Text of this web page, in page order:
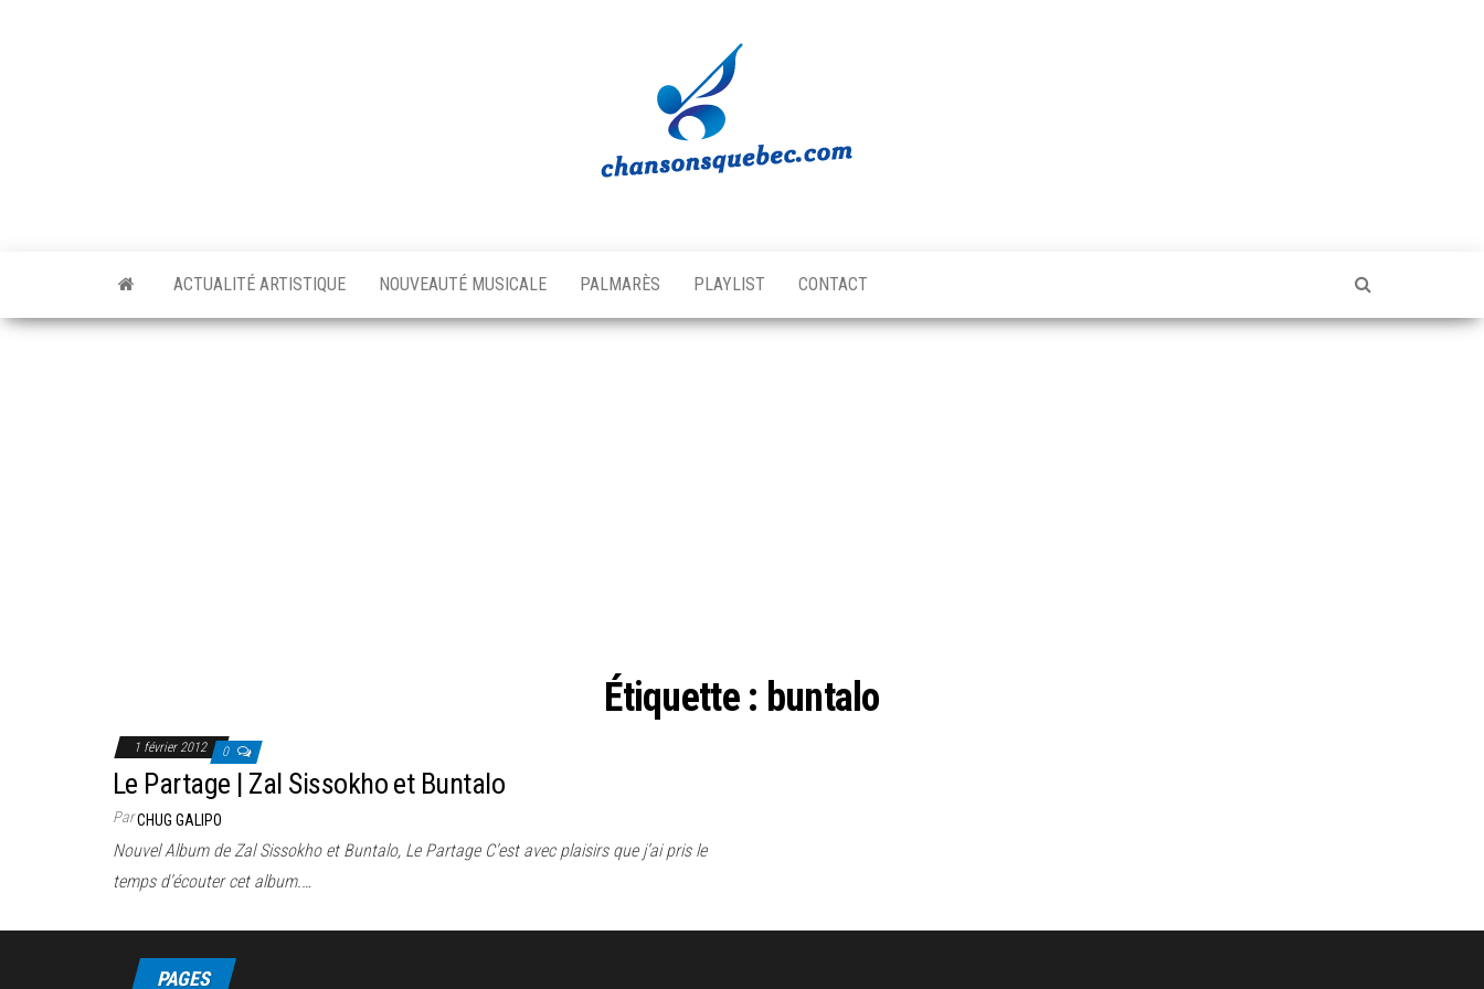
Québec
musicale
québécoise!
ACTUALITÉ ARTISTIQUE NOUVEAUTÉ MUSICALE PALMARÈS PLAYLIST CONTACT
Étiquette : buntalo
1 février 2012 0
Le Partage | Zal Sissokho et Buntalo
ParCHUG GALIPO
Nouvel Album de Zal Sissokho et Buntalo, Le Partage C’est avec plaisirs que j’ai pris le
temps d’écouter cet album.…
PAGES